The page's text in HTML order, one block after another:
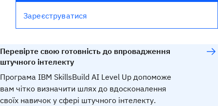
Зареєструватися
Перевірте свою готовність до впровадження
штучного інтелекту
Програма IBM SkillsBuild AI Level Up допоможе
вам чітко визначити шлях до вдосконалення
своїх навичок у сфері штучного інтелекту.